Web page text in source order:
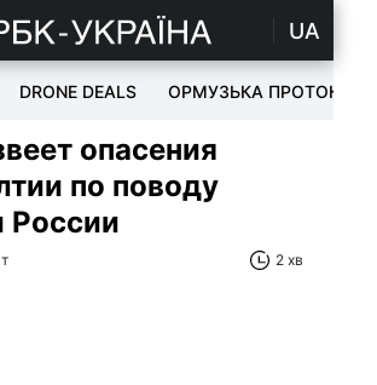
UA
DRONE DEALS ОРМУЗЬКА ПРОТОКА
опасения
по поводу
России
2 хв